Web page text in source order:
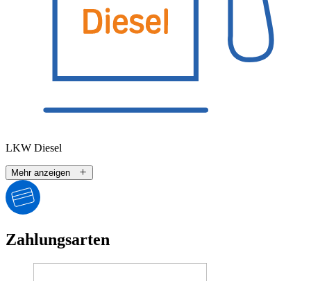
LKW Diesel
Mehr anzeigen
Zahlungsarten